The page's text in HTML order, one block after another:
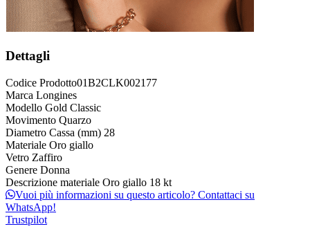
Dettagli
Codice Prodotto01B2CLK002177
Marca Longines
Modello Gold Classic
Movimento Quarzo
Diametro Cassa (mm) 28
Materiale Oro giallo
Vetro Zaffiro
Genere Donna
Descrizione materiale Oro giallo 18 kt
Vuoi più informazioni su questo articolo? Contattaci su
WhatsApp!
Trustpilot